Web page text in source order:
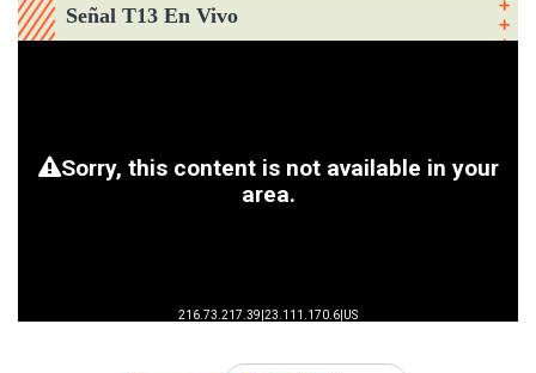
Señal T13 En Vivo